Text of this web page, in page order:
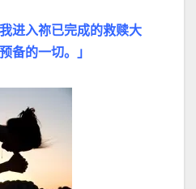
我进入祢已完成的救赎大
备的一切。」